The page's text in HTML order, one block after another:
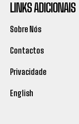
LINKS ADICIONAIS
Sobre Nós
Contactos
Privacidade
English